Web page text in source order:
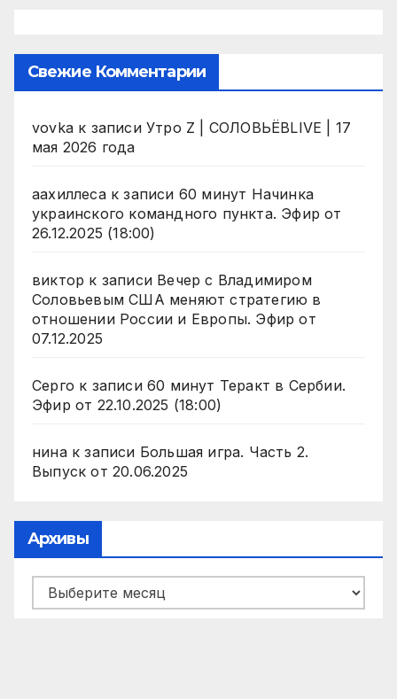
Свежие Комментарии
vovka к записи Утро Z | СОЛОВЬЁВLIVE | 17
мая 2026 года
аахиллесак записи 60 минут Начинка
украинского командного пункта. Эфир от
26.12.2025 (18:00)
виктор к записи Вечер с Владимиром
Соловьевым США меняют стратегию в
отношении России и Европы. Эфир от
07.12.2025
Серго к записи 60 минут Теракт в Сербии.
Эфир от 22.10.2025 (18:00)
нинак записи Большая игра. Часть 2.
Выпуск от 20.06.2025
Архивы
Архивы